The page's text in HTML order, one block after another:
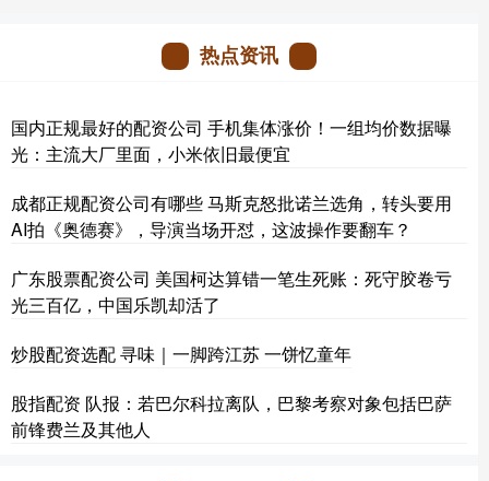
热点资讯
国内正规最好的配资公司 手机集体涨价！一组均价数据曝
光：主流大厂里面，小米依旧最便宜
成都正规配资公司有哪些 马斯克怒批诺兰选角，转头要用
AI拍《奥德赛》，导演当场开怼，这波操作要翻车？
广东股票配资公司 美国柯达算错一笔生死账：死守胶卷亏
光三百亿，中国乐凯却活了
炒股配资选配 寻味｜一脚跨江苏 一饼忆童年
股指配资 队报：若巴尔科拉离队，巴黎考察对象包括巴萨
前锋费兰及其他人